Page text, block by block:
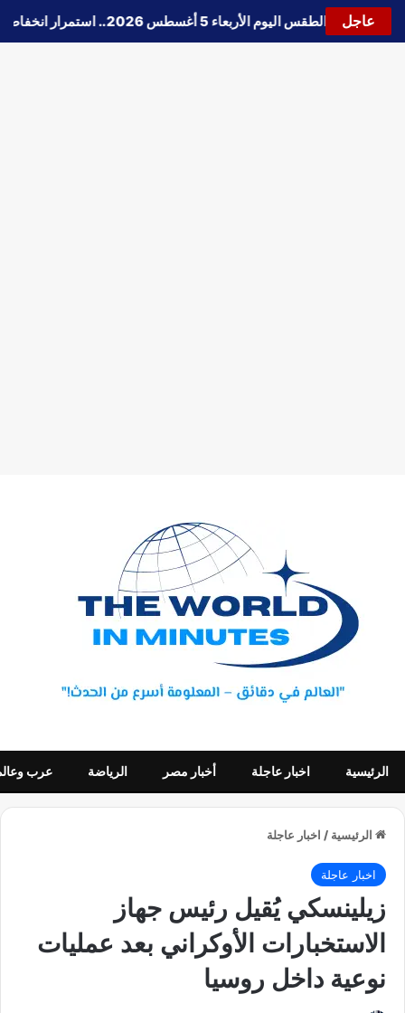
عاجل🔵 حالة الطقس اليوم الأربعاء 5 أغسطس 2026.. استمرار انخفاض الحرارة وتحذيرات من الشبورة واضطراب الملاحة
الرئيسية اخبار عاجلة أخبار مصر الرياضة عرب
الرئيسية / اخبار عاجلة
اخبار عاجلة
زيلينسكي يُقيل رئيس جهاز
الاستخبارات الأوكراني بعد عمليات
نوعية داخل روسيا